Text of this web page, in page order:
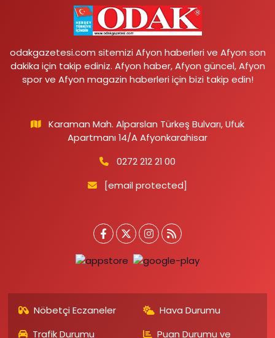
odakgazetesi.com sitemizi Afyon haberleri ve Afyon son
dakika için takip ediniz. Afyon haber, Afyon güncel, Afyon
spor ve Afyon magazin haberleri için bizi takip edin!
Karaman Mah. Alparslan Türkeş Bulvarı, Ufuk
Apartmanı 14/A Afyonkarahisar
0272 212 21 00
[email protected]
Nöbetçi Eczaneler
Hava Durumu
Trafik Durumu
Puan Durumu ve